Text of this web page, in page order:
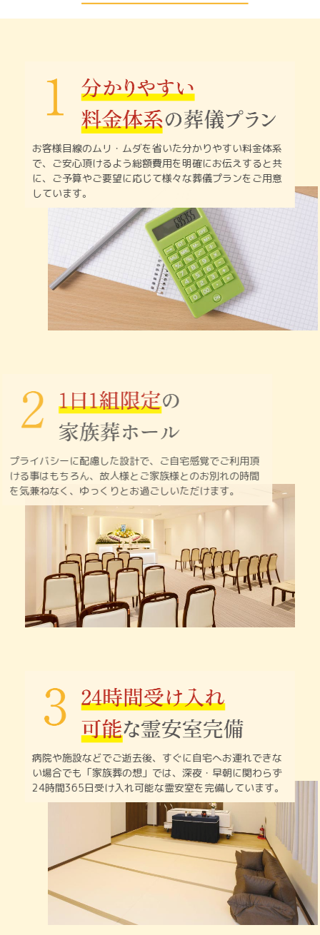
お客様目線のムリ・ムダを省いた分かりやすい料金体系
で、 ご安心頂けるよう総額費用を明確にお伝えすると共
に、 ご予算やご要望に応じて様々な葬儀プランをご用意
しています。
プライバシーに配慮した設計で、ご自宅感覚でご利用頂
ける事はもちろん、故人様とご家族様とのお別れの時間
を気兼ねなく、ゆっくりとお過ごしいただけます。
病院や施設などでご逝去後、すぐに自宅へお連れできな
い場合でも「家族葬の想」では、深夜・早朝に関わらず
24時間365日受け入れ可能な霊安室を完備しています。